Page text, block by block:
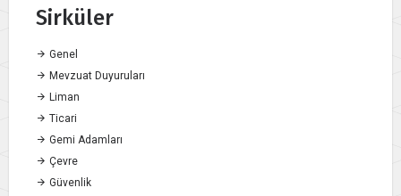
Sirküler
Genel
Mevzuat Duyuruları
Liman
Ticari
Gemi Adamları
Çevre
Güvenlik